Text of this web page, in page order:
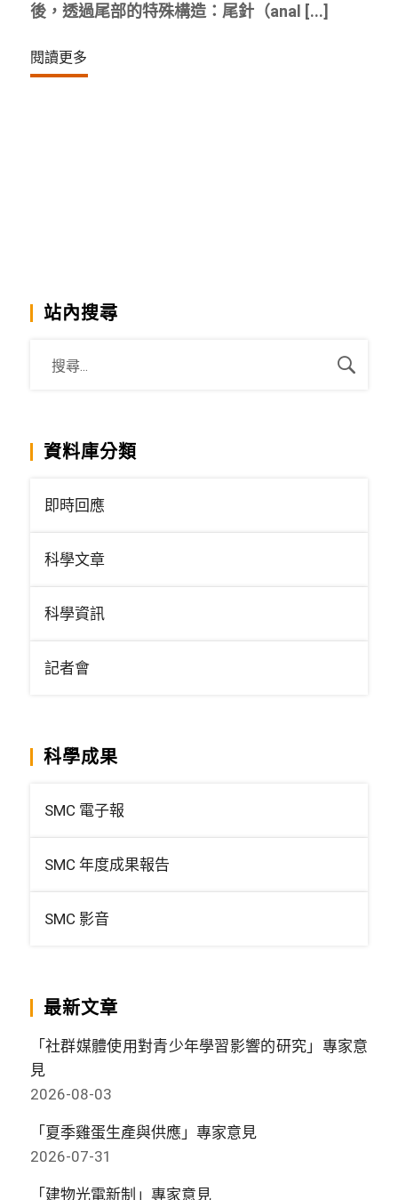
後，透過尾部的特殊構造：尾針（anal [...]
閱讀更多
站內搜尋
資料庫分類
即時回應
科學文章
科學資訊
記者會
科學成果
SMC 電子報
SMC 年度成果報告
SMC 影音
最新文章
「社群媒體使用對青少年學習影響的研究」專家意
見
2026-08-03
「夏季雞蛋生產與供應」專家意見
2026-07-31
「建物光電新制」專家意見